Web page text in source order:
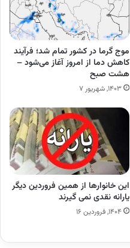
موج گرما در کشور تمام شد؛ فرآیند
کاهش دما از امروز آغاز می‌شود –
هشت صبح
۱۴۰۳, شهریور ۷
این خانوارها از همین فروردین دیگر
یارانه‌ نقدی نمی گیرند
۱۴۰۴, فروردین ۱۶